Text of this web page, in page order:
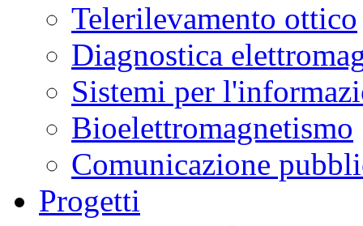
Telerilevamento ottico
Diagnostica
Sistemi per
Bioelettromagnetismo
Comunicazione
Progetti